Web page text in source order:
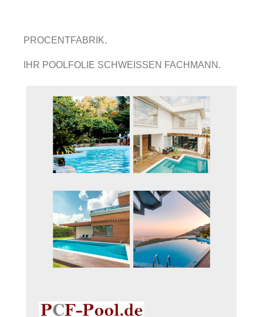
PROCENTFABRIK.
IHR POOLFOLIE SCHWEISSEN FACHMANN.